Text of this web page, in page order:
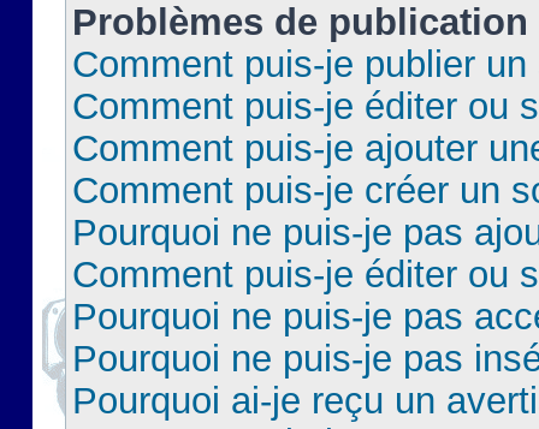
Problèmes de publication
Comment puis-je publier
Comment puis-je éditer ou
Comment puis-je ajouter
Comment puis-je créer un
Pourquoi ne puis-je pas
Comment puis-je éditer ou
Pourquoi ne puis-je pas
Pourquoi ne puis-je pas
Pourquoi ai-je reçu un